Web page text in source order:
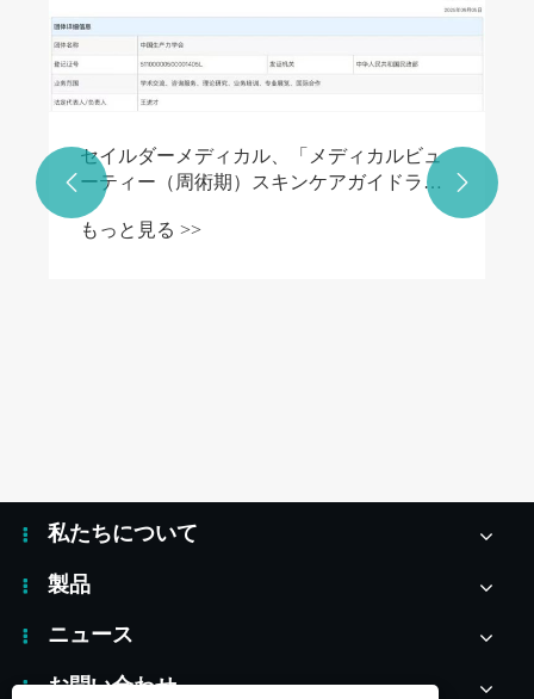
セイルダーメディカル、「メディカルビュ
ーティー（周術期）スキンケアガイドライ
ン」の策定に参加 グループ基準を正式発表
もっと見る >>
 
私たちについて
製品
ニュース
お問い合わせ